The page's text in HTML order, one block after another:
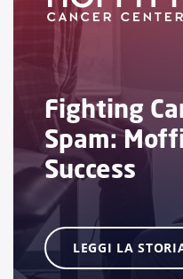
Fighting
Spam:
Success
LEGGI LA